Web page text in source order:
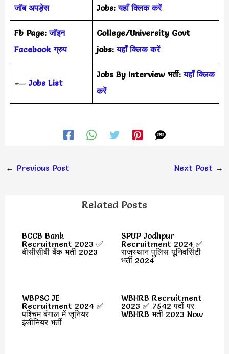
जॉब अपड़ेस
Jobs:यहाँ क्लिक करें
Fb Page:जॉइन
Facebook ग्रुप
College/University Govt
jobs:यहाँ क्लिक करें
–— Jobs List
Jobs By Interview भर्ती:यहाँ क्लिक
करें
← Previous Post Next Post →
Related Posts
BCCB Bank
Recruitment 2023 ✅
बीसीसीबी बैंक भर्ती 2023
SPUP Jodhpur
Recruitment 2024 ✅
राजस्थान पुलिस यूनिवर्सिटी
भर्ती 2024
WBPSC JE
Recruitment 2024 ✅
पश्चिम बंगाल में जूनियर
इंजीनियर भर्ती
WBHRB Recruitment
2023 ✅ 7542 पदों पर
WBHRB भर्ती 2023 Now